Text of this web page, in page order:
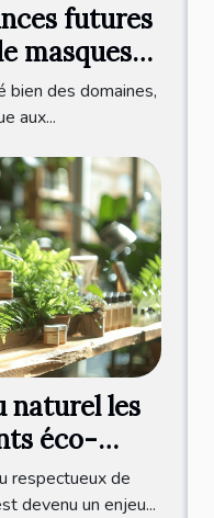
futures
masques
bien des domaines,
aux...
naturel les
éco-
respectueux de
devenu un enjeu...